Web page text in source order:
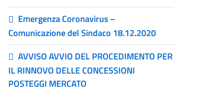
Emergenza Coronavirus –
Comunicazione del Sindaco 18.12.2020
AVVISO AVVIO DEL PROCEDIMENTO PER
IL RINNOVO DELLE CONCESSIONI
POSTEGGI MERCATO